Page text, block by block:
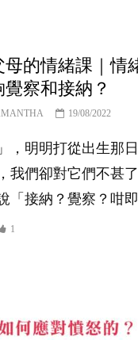
母的情緒課｜情
覺察和接納？
19/08/2022
，明明打從出生那
我們卻對它們不甚
「接納？覺察？咁
1